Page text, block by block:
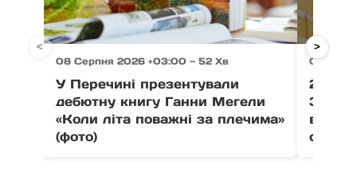
08 Серпня 2026 +03:00 — 52 Хв
У Перечині презентували
дебютну книгу Ганни Мегели
«Коли літа поважні за плечима»
(фото)
08
21
< >